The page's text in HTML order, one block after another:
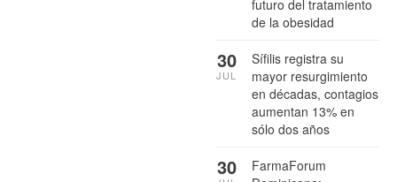
futuro del tratamiento
de la obesidad
Sífilis registra su
mayor resurgimiento
en décadas, contagios
aumentan 13% en
sólo dos años
30
JUL
FarmaForum
30